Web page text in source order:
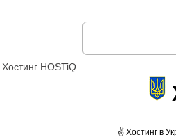
Хостинг HOSTiQ
✌ Хостинг в